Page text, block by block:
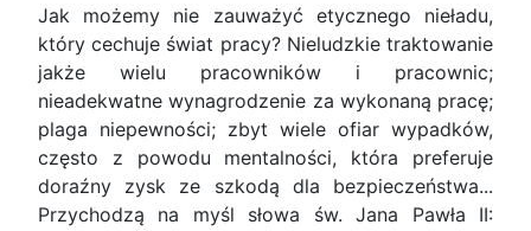
Jak możemy nie zauważyć etycznego nieładu,
który cechuje świat pracy? Nieludzkie traktowanie
jakże wielu pracowników i pracownic;
nieadekwatne wynagrodzenie za wykonaną pracę;
plaga niepewności; zbyt wiele ofiar wypadków,
często z powodu mentalności, która preferuje
doraźny zysk ze szkodą dla bezpieczeństwa...
Przychodzą na myśl słowa św. Jana Pawła II: